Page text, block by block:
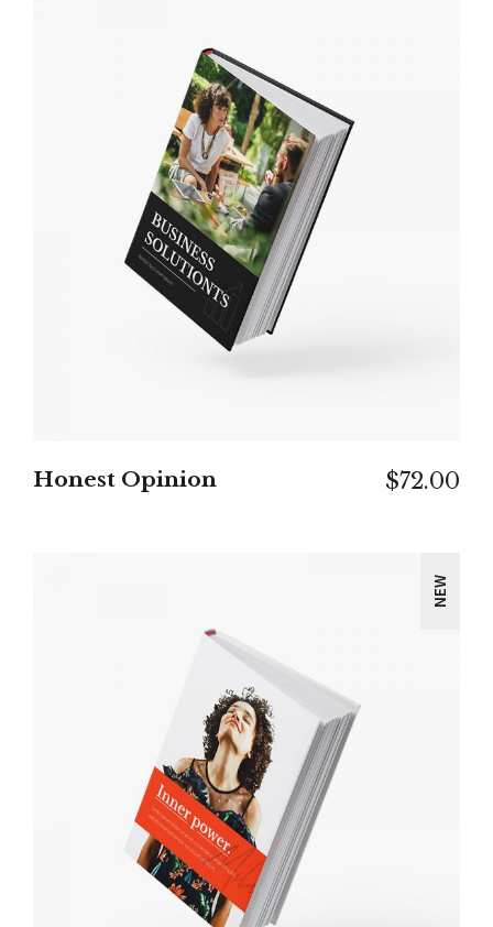
IN DEN WARENKORB
Honest Opinion $72.00
NEW
IN DEN WARENKORB